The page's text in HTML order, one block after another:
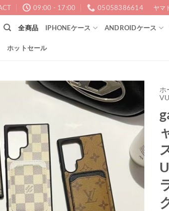
09:00 - 17:00 05058386614 ヤマ
全商品 IPHONEケース ANDROIDケース
ホットセール
ホ